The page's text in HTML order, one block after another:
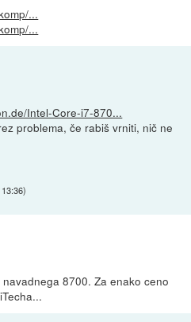
...
...
Intel-Core-i7-870...
problema, če rabiš vrniti, nič ne
)
8700. Za enako ceno